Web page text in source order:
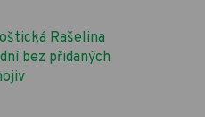
Rašelina
bez přidaných